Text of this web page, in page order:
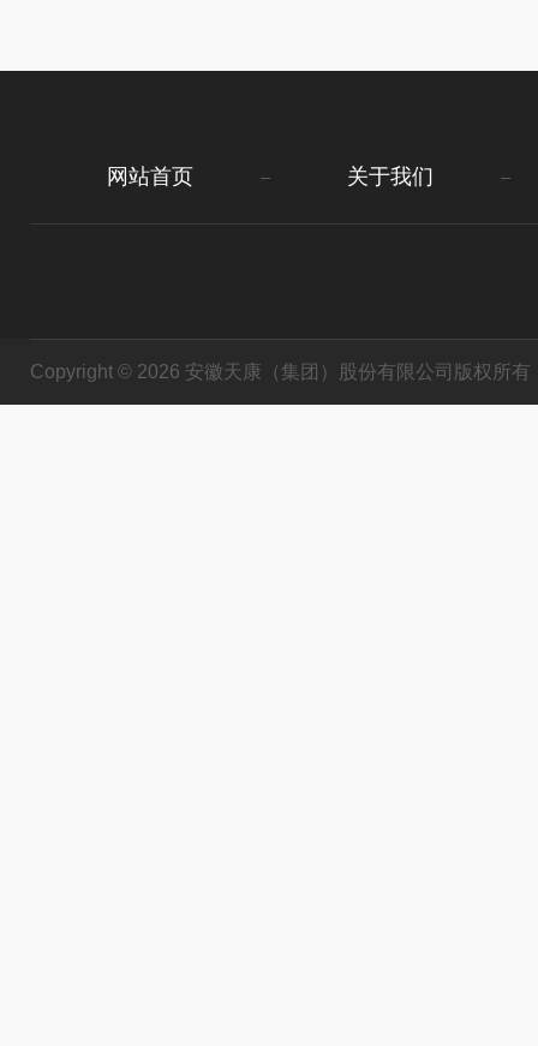
网站首页 关于我们
Copyright © 2026 安徽天康（集团）股份有限公司版权所有